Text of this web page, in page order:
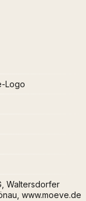
Logo
Waltersdorfer
www.moeve.de